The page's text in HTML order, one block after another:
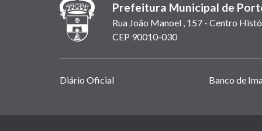
Prefeitura Municipal de
Rua João Manoel , 157 - Centro
CEP 90010-030
Links
Diário Oficial Banco de